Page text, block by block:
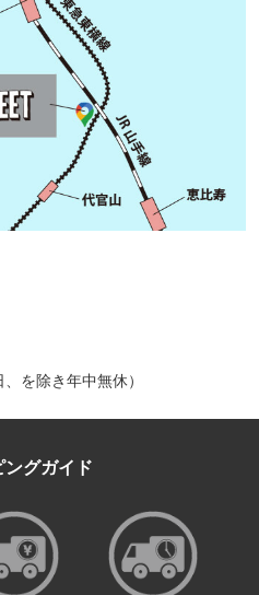
を除き年中無休）
ングガイド